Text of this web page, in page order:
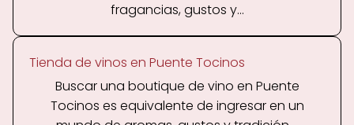
fragancias, gustos y...
Tienda de vinos en Puente Tocinos
Buscar una boutique de vino en Puente
Tocinos es equivalente de ingresar en un